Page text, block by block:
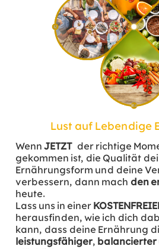
Lust auf Lebendige
Wenn JETZTder richtige
gekommen ist, die Qualität
Ernährungsform und deine
verbessern, dann mach den
heute.
Lass uns in einer
herausfinden, wie ich dich
kann, dass deine Ernährung
leistungsfähiger, balancierter